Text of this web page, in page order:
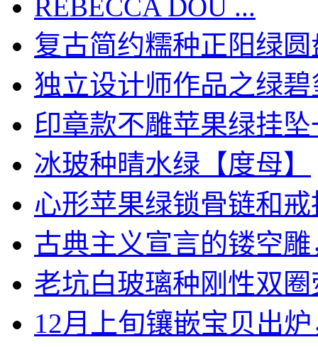
REBECCA DOU ...
复古简约糯种正阳绿圆
独立设计师作品之绿碧
印章款不雕苹果绿挂坠
冰玻种晴水绿【度母】
心形苹果绿锁骨链和戒
古典主义宣言的镂空雕
老坑白玻璃种刚性双圈
12月上旬镶嵌宝贝出炉